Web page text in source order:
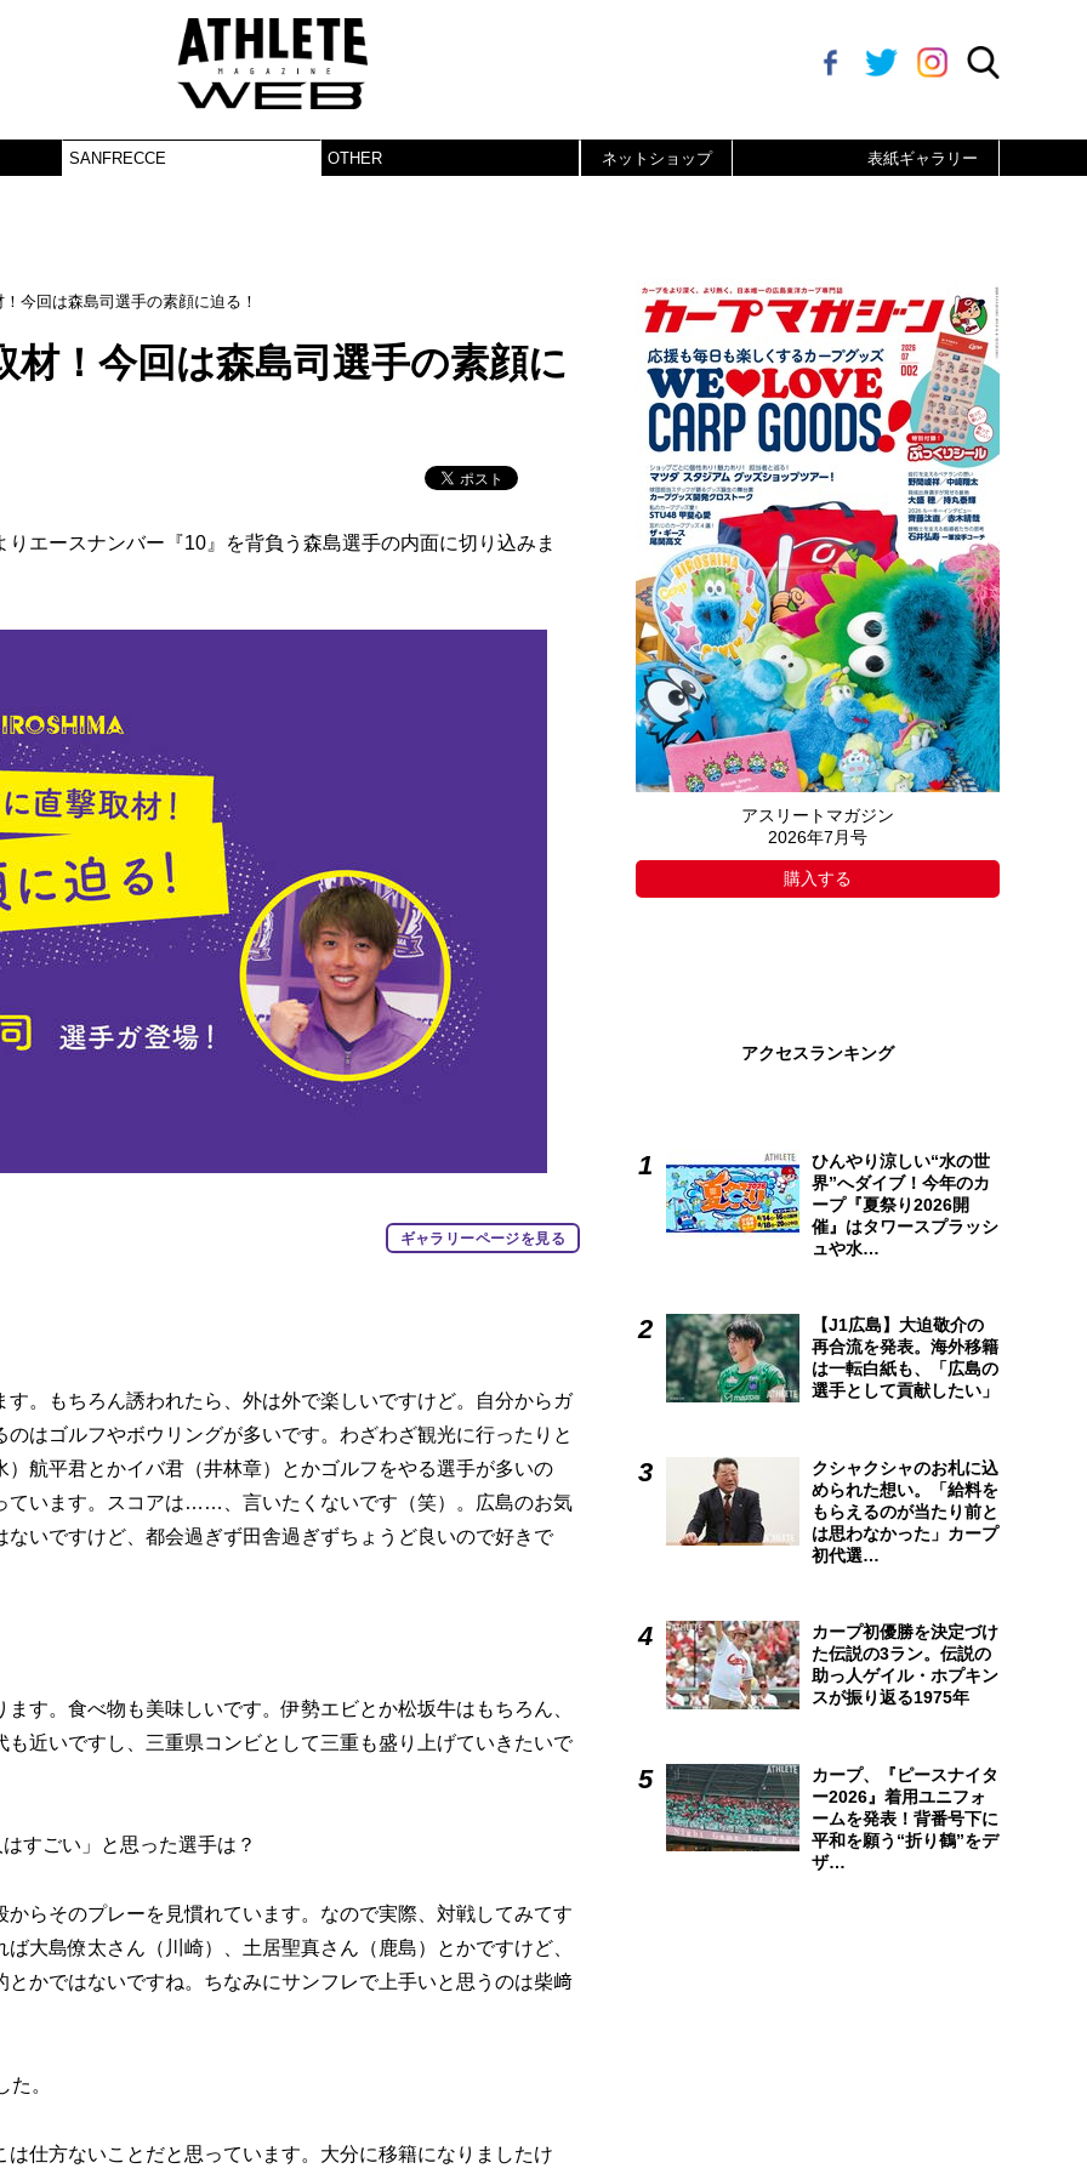
SANFRECCE OTHER ネットショップ 表紙ギャラリー
今回は森島司選手の素顔に迫る！
！今回は森島司選手の素顔に
エースナンバー『10』を背負う森島選手の内面に切り込みま
ギャラリーページを見る
。もちろん誘われたら、外は外で楽しいですけど。自分からガ
はゴルフやボウリングが多いです。わざわざ観光に行ったりと
航平君とかイバ君（井林章）とかゴルフをやる選手が多いの
ています。スコアは……、言いたくないです（笑）。広島のお気
いですけど、都会過ぎず田舎過ぎずちょうど良いので好きで
す。食べ物も美味しいです。伊勢エビとか松坂牛はもちろん、
近いですし、三重県コンビとして三重も盛り上げていきたいで
すごい」と思った選手は？
らそのプレーを見慣れています。なので実際、対戦してみてす
大島僚太さん（川崎）、土居聖真さん（鹿島）とかですけど、
かではないですね。ちなみにサンフレで上手いと思うのは柴﨑
。
仕方ないことだと思っています。大分に移籍になりましたけ
アスリートマガジン
2026年7月号
購入する
アクセスランキング
ひんやり涼しい“水の世
界”へダイブ！今年のカ
ープ『夏祭り2026開
催』はタワースプラッシ
ュや水…
【J1広島】大迫敬介の
再合流を発表。海外移籍
は一転白紙も、「広島の
選手として貢献したい」
クシャクシャのお札に込
められた想い。「給料を
もらえるのが当たり前と
は思わなかった」カープ
初代選…
カープ初優勝を決定づけ
た伝説の3ラン。伝説の
助っ人ゲイル・ホプキン
スが振り返る1975年
カープ、『ピースナイタ
ー2026』着用ユニフォ
ームを発表！背番号下に
平和を願う“折り鶴”をデ
ザ…